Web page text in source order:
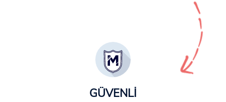
GÜVENLİ